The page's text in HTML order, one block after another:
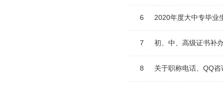
6 2020年度大中专毕业
7 初、中、高级证书补
8 关于职称电话、QQ